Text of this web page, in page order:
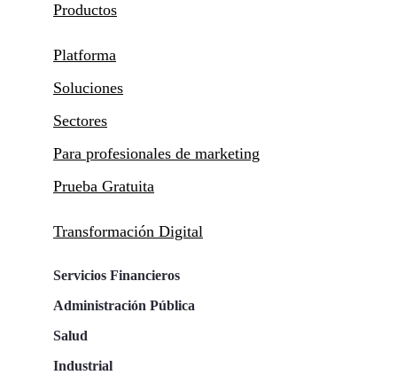
Productos
Platforma
Soluciones
Sectores
Para profesionales de marketing
Prueba Gratuita
Transformación Digital
Servicios Financieros
Administración Pública
Salud
Industrial